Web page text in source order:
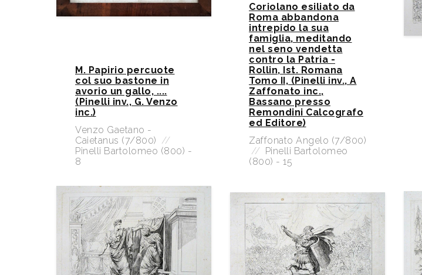
M. Papirio percuote
col suo bastone in
avorio un gallo, ....
(Pinelli inv., G. Venzo
inc.)
Venzo Gaetano -
Caietanus (7/800) //
Pinelli Bartolomeo (800) -
8
Coriolano esiliato da
Roma abbandona
intrepido la sua
famiglia, meditando
nel seno vendetta
contro la Patria -
Rollin, Ist. Romana
Tomo II, (Pinelli inv., A
Zaffonato inc.,
Bassano presso
Remondini Calcografo
ed Editore)
Zaffonato Angelo (7/800)
// Pinelli Bartolomeo
(800) - 15